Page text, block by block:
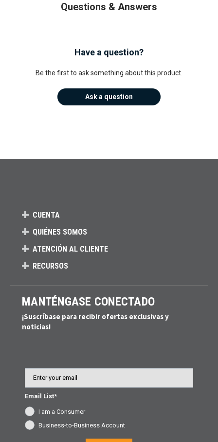
Questions & Answers
Have a question?
Be the first to ask something about this product.
Ask a question
CUENTA
QUIÉNES SOMOS
ATENCIÓN AL CLIENTE
RECURSOS
MANTÉNGASE CONECTADO
¡Suscríbase para recibir ofertas exclusivas y
noticias!
Email List*
I am a Consumer
Business-to-Business Account